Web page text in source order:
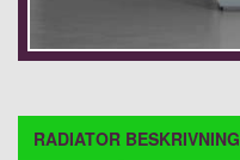
RADIATOR BESKRIVNING